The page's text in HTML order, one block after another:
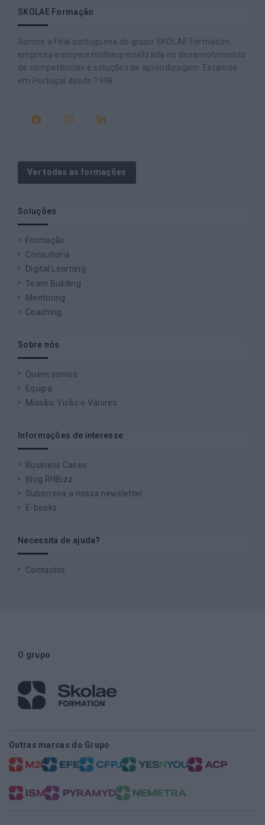
SKOLAE Formação
Somos a filial portuguesa do grupo SKOLAE Formation,
empresa europeia multiespecializada no desenvolvimento
de competências e soluções de aprendizagem. Estamos
em Portugal desde 1998.
Ver todas as formações
Soluções
Formação
Consultoria
Digital Learning
Team Building
Mentoring
Coaching
Sobre nós
Quem somos
Equipa
Missão, Visão e Valores
Informações de interesse
Business Cases
Blog RHBizz
Subscreva a nossa newsletter
E-books
Necessita de ajuda?
Contactos
O grupo
Outras marcas do Grupo